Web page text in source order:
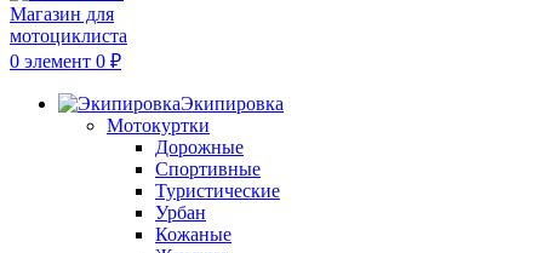
0 элемент 0 ₽
Экипировка
Мотокуртки
Дорожные
Спортивные
Туристические
Урбан
Кожаные